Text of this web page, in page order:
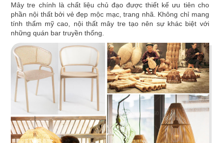
công sở hữu không gian hai mặt tiền rộng rãi
cùng phong cách thiết kế hiện đại, sang trọng.
Chi tiết
Mây tre chính là chất liệu chủ đạo được thiết kế ưu tiên cho
phần nội thất bởi vẻ đẹp mộc mạc, trang nhã. Không chỉ mang
tính thẩm mỹ cao, nội thất mây tre tạo nên sự khác biệt với
những quán bar truyền thống.